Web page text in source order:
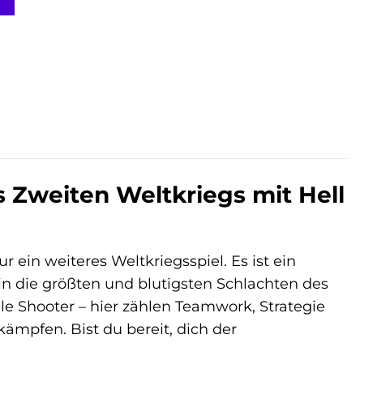
Zweiten Weltkriegs mit Hell
ein weiteres Weltkriegsspiel. Es ist ein
die größten und blutigsten Schlachten des
Shooter – hier zählen Teamwork, Strategie
Bist du bereit, dich der